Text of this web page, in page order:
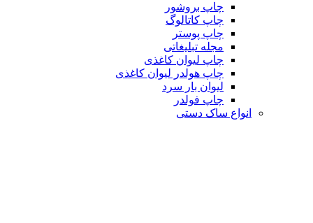
چاپ بروشور
چاپ کاتالوگ
چاپ پوستر
مجله تبلیغاتی
چاپ لیوان کاغذی
چاپ هولدر لیوان کاغذی
لیوان بار سرد
چاپ فولدر
انواع ساک دستی